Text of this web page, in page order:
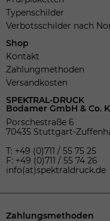
Typenschilder
Verbotsschilder nach
Shop
Kontakt
Zahlungmethoden
Versandkosten
SPEKTRAL-DRUCK
Bodamer GmbH & Co.
Porschestraße 6
70435 Stuttgart-
T: +49 (0)711 / 55 75 25
F: +49 (0)711 / 55 74 26
info(at)spektraldruck.de
Zahlungsmethoden